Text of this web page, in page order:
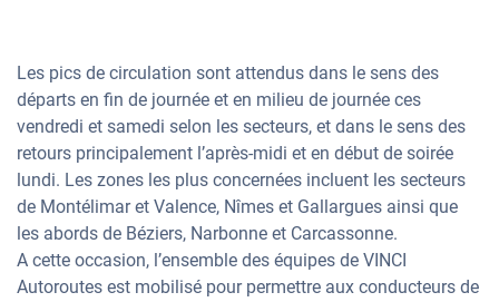
Les pics de circulation sont attendus dans le sens des
départs en fin de journée et en milieu de journée ces
vendredi et samedi selon les secteurs, et dans le sens des
retours principalement l’après-midi et en début de soirée
lundi. Les zones les plus concernées incluent les secteurs
de Montélimar et Valence, Nîmes et Gallargues ainsi que
les abords de Béziers, Narbonne et Carcassonne.
A cette occasion, l’ensemble des équipes de VINCI
Autoroutes est mobilisé pour permettre aux conducteurs de